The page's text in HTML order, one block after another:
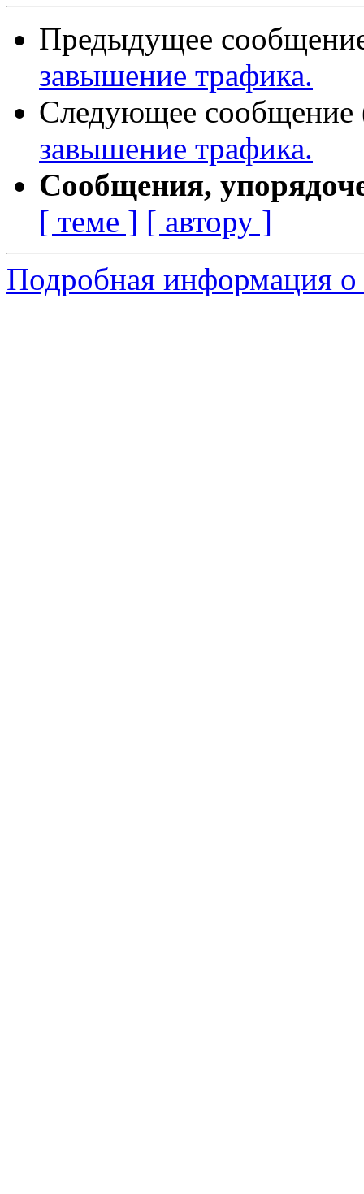
Предыдущее
завышение трафика.
Следующее сообщение
завышение трафика.
Сообщения,
[ теме ] [ автору ]
Подробная информация